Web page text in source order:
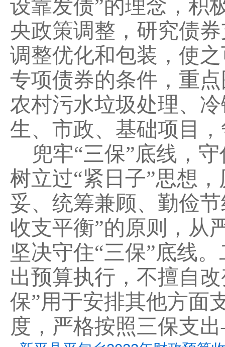
设靠发债”的理念，积
央政策调整，研究债
调整优化和包装，使
专项债券的条件，重
农村污水垃圾处理、
生、市政、基础项目
兜牢“三保”底线，
树立过“紧日子”思想
妥、统筹兼顾、勤俭
收支平衡”的原则，从
坚决守住“三保”底线。
出预算执行，不擅自
保”用于安排其他方面
度， 严格按照三保支